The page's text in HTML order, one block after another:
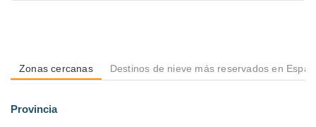
Zonas cercanas Destinos de nieve más reservados en
Provincia